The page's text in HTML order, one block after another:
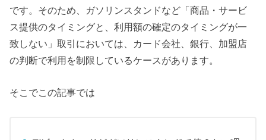
です。そのため、ガソリンスタンドなど「商品・サービ
ス提供のタイミングと、利用額の確定のタイミングが一
致しない」取引においては、カード会社、銀行、加盟店
の判断で利用を制限しているケースがあります。
そこでこの記事では